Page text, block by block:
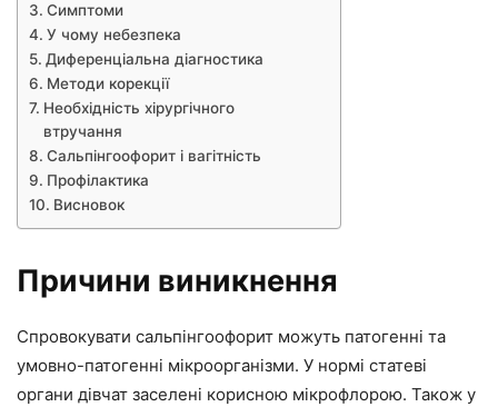
Симптоми
У чому небезпека
Диференціальна діагностика
Методи корекції
Необхідність хірургічного
втручання
Сальпінгоофорит і вагітність
Профілактика
Висновок
Причини виникнення
Спровокувати сальпінгоофорит можуть патогенні та
умовно-патогенні мікроорганізми. У нормі статеві
органи дівчат заселені корисною мікрофлорою. Також у